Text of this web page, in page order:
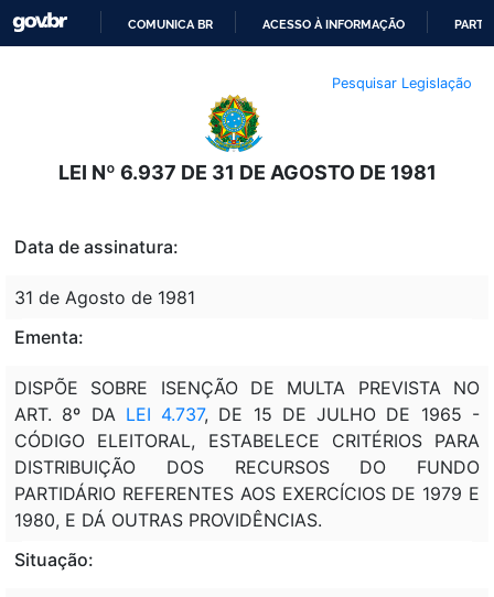
O
CONTEÚDO
COMUNICA BR ACESSO À INFORMAÇÃO
Pesquisar Legislação
LEI Nº 6.937 DE 31 DE AGOSTO DE 1981
Data de assinatura:
31 de Agosto de 1981
Ementa:
DISPÕE SOBRE ISENÇÃO DE MULTA PREVISTA NO
ART. 8º DA LEI 4.737, DE 15 DE JULHO DE 1965 -
CÓDIGO ELEITORAL, ESTABELECE CRITÉRIOS PARA
DISTRIBUIÇÃO DOS RECURSOS DO FUNDO
PARTIDÁRIO REFERENTES AOS EXERCÍCIOS DE 1979 E
1980, E DÁ OUTRAS PROVIDÊNCIAS.
Situação: